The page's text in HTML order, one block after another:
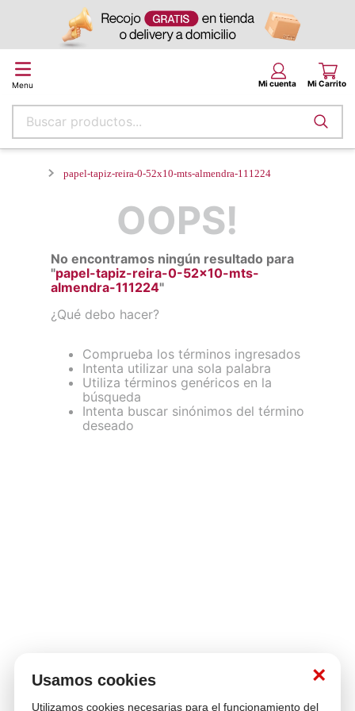
×
Usamos cookies
Utilizamos cookies necesarias para el funcionamiento del
Buscar productos...
papel-tapiz-reira-0-52x10-mts-almendra-111224
OOPS!
No encontramos ningún resultado para
"papel-tapiz-reira-0-52x10-mts-
almendra-111224"
¿Qué debo hacer?
Comprueba los términos ingresados
Intenta utilizar una sola palabra
Utiliza términos genéricos en la
búsqueda
Intenta buscar sinónimos del término
deseado